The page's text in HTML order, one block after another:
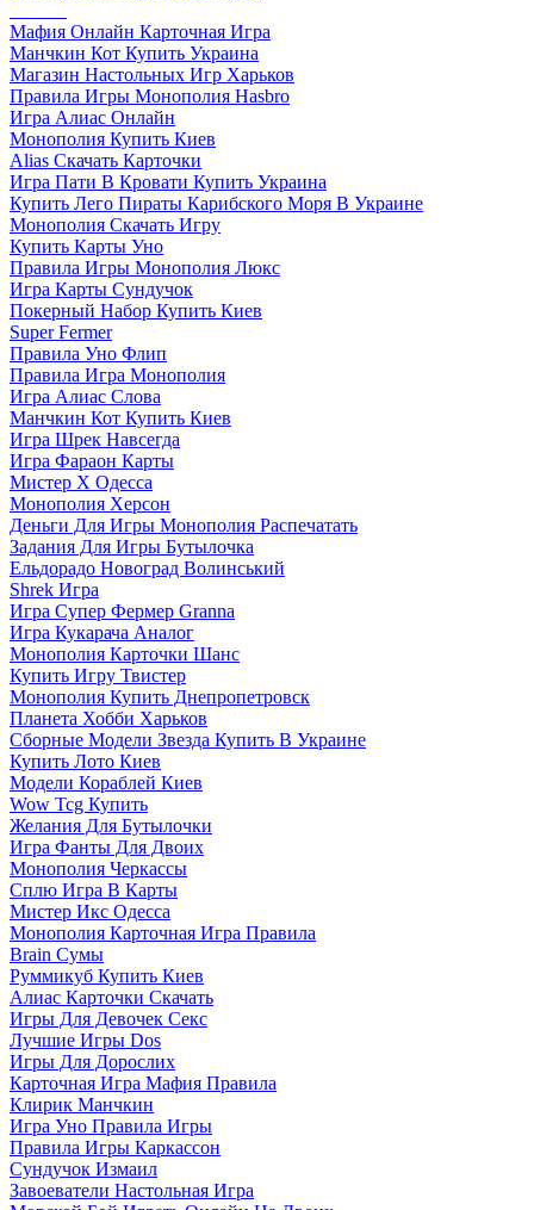
Мафия Онлайн Карточная Игра
Манчкин Кот Купить Украина
Магазин Настольных Игр Харьков
Правила Игры Монополия Hasbro
Игра Алиас Онлайн
Монополия Купить Киев
Alias Скачать Карточки
Игра Пати В Кровати Купить Украина
Купить Лего Пираты Карибского Моря В Украине
Монополия Скачать Игру
Купить Карты Уно
Правила Игры Монополия Люкс
Игра Карты Сундучок
Покерный Набор Купить Киев
Super Fermer
Правила Уно Флип
Правила Игра Монополия
Игра Алиас Слова
Манчкин Кот Купить Киев
Игра Шрек Навсегда
Игра Фараон Карты
Мистер Х Одесса
Монополия Херсон
Деньги Для Игры Монополия Распечатать
Задания Для Игры Бутылочка
Ельдорадо Новоград Волинський
Shrek Игра
Игра Супер Фермер Granna
Игра Кукарача Аналог
Монополия Карточки Шанс
Купить Игру Твистер
Монополия Купить Днепропетровск
Планета Хобби Харьков
Сборные Модели Звезда Купить В Украине
Купить Лото Киев
Модели Кораблей Киев
Wow Tcg Купить
Желания Для Бутылочки
Игра Фанты Для Двоих
Монополия Черкассы
Сплю Игра В Карты
Мистер Икс Одесса
Монополия Карточная Игра Правила
Brain Сумы
Руммикуб Купить Киев
Алиас Карточки Скачать
Игры Для Девочек Секс
Лучшие Игры Dos
Игры Для Дорослих
Карточная Игра Мафия Правила
Клирик Манчкин
Игра Уно Правила Игры
Правила Игры Каркассон
Сундучок Измаил
Завоеватели Настольная Игра